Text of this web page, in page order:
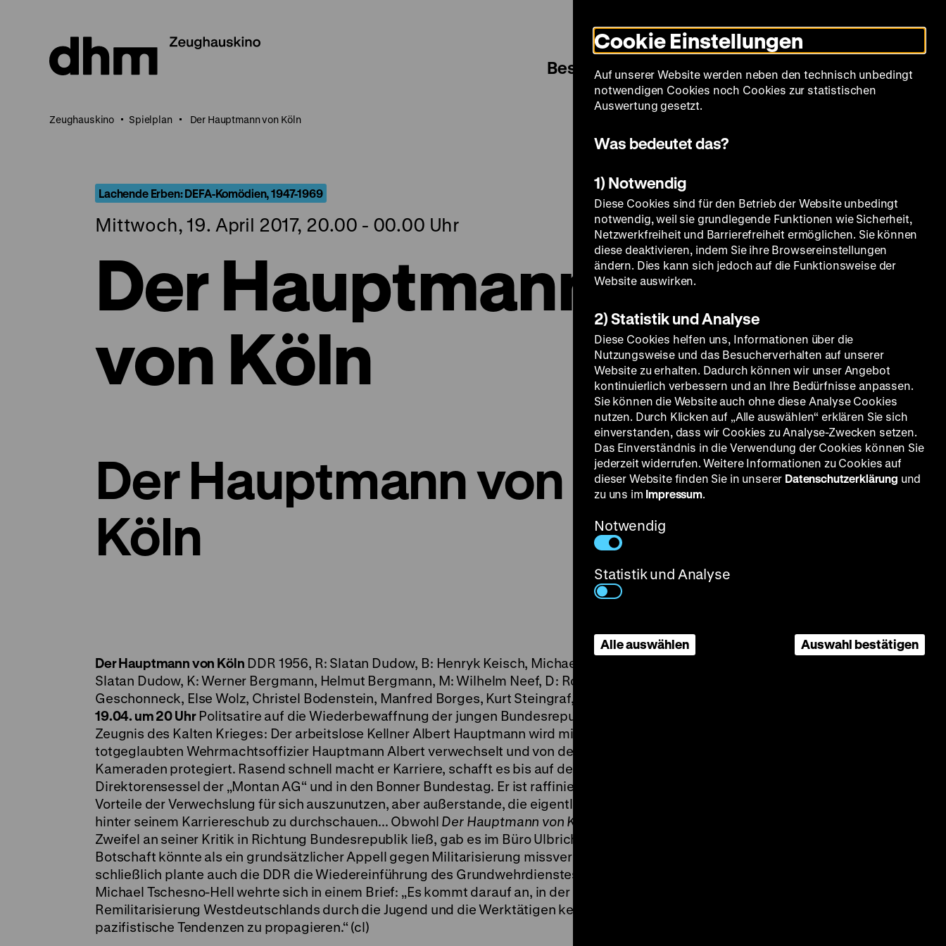
Seiteninhalt
springen
Modus
umschalten
Sprache
Besuch Spielplan Filmreihen Über uns
Zeughauskino Spielplan Der Hauptmann von Köln
Lachende Erben: DEFA-Komödien, 1947-1969
Mittwoch, 19. April 2017, 20.00 - 00.00 Uhr
Der Hauptmann
von Köln
Der Hauptmann von
Köln
Der Hauptmann von Köln DDR 1956, R: Slatan Dudow, B: Henryk Keisch, Michael Tschesno-Hell,
Slatan Dudow, K: Werner Bergmann, Helmut Bergmann, M: Wilhelm Neef, D: Rolf Ludwig, Erwin
Geschonneck, Else Wolz, Christel Bodenstein, Manfred Borges, Kurt Steingraf, 118’
19.04. um 20 UhrPolitsatire auf die Wiederbewaffnung der jungen Bundesrepublik sowie
Zeugnis des Kalten Krieges: Der arbeitslose Kellner Albert Hauptmann wird mit dem
totgeglaubten Wehrmachtsoffizier Hauptmann Albert verwechselt und von dessen einstigen
Kameraden protegiert. Rasend schnell macht er Karriere, schafft es bis auf den
Direktorensessel der „Montan AG“ und in den Bonner Bundestag. Er ist raffiniert genug, die
Vorteile der Verwechslung für sich auszunutzen, aber außerstande, die eigentlichen Kräfte
hinter seinem Karriereschub zu durchschauen... Obwohl Der Hauptmann von Köln
Zweifel an seiner Kritik in Richtung Bundesrepublik ließ, gab es im Büro Ulbricht Bedenken, die
Botschaft könnte als ein grundsätzlicher Appell gegen Militarisierung missverstanden werden;
schließlich plante auch die DDR die Wiedereinführung des Grundwehrdienstes. Co-Autor
Michael Tschesno-Hell wehrte sich in einem Brief: „Es kommt darauf an, in der Ablehnung der
Remilitarisierung Westdeutschlands durch die Jugend und die Werktätigen keinerlei
pazifistische Tendenzen zu propagieren.“ (cl)
Cookie Einstellungen
Auf unserer Website werden neben den technisch unbedingt
notwendigen Cookies noch Cookies zur statistischen
Auswertung gesetzt.
Was bedeutet das?
1) Notwendig
Diese Cookies sind für den Betrieb der Website unbedingt
notwendig, weil sie grundlegende Funktionen wie Sicherheit,
Netzwerkfreiheit und Barrierefreiheit ermöglichen. Sie können
diese deaktivieren, indem Sie ihre Browsereinstellungen
ändern. Dies kann sich jedoch auf die Funktionsweise der
Website auswirken.
2) Statistik und Analyse
Diese Cookies helfen uns, Informationen über die
Nutzungsweise und das Besucherverhalten auf unserer
Website zu erhalten. Dadurch können wir unser Angebot
kontinuierlich verbessern und an Ihre Bedürfnisse anpassen.
Sie können die Website auch ohne diese Analyse Cookies
nutzen. Durch Klicken auf „Alle auswählen“ erklären Sie sich
einverstanden, dass wir Cookies zu Analyse-Zwecken setzen.
Das Einverständnis in die Verwendung der Cookies können Sie
jederzeit widerrufen. Weitere Informationen zu Cookies auf
dieser Website finden Sie in unserer Datenschutzerklärung und
zu uns im Impressum.
Notwendig
Statistik und Analyse
Alle auswählen Auswahl bestätigen